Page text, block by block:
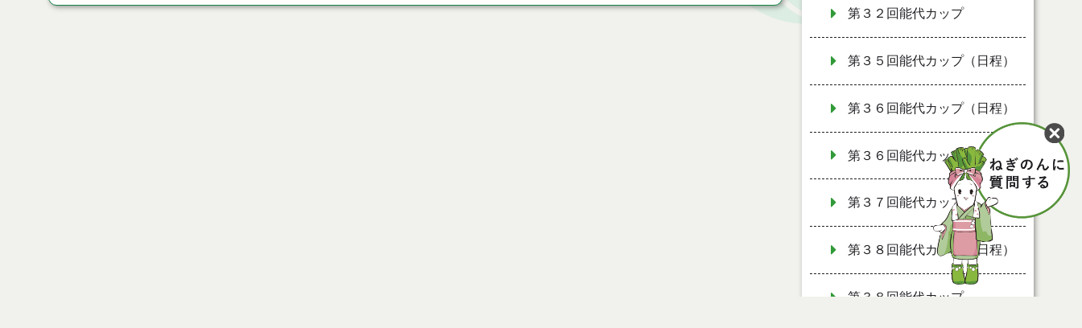
第３２回能代カップ
第３５回能代カップ（日程）
第３６回能代カップ（日程）
第３６回能代カップ
第３７回能代カップ
第３８回能代カップ（日程）
第３８回能代カップ